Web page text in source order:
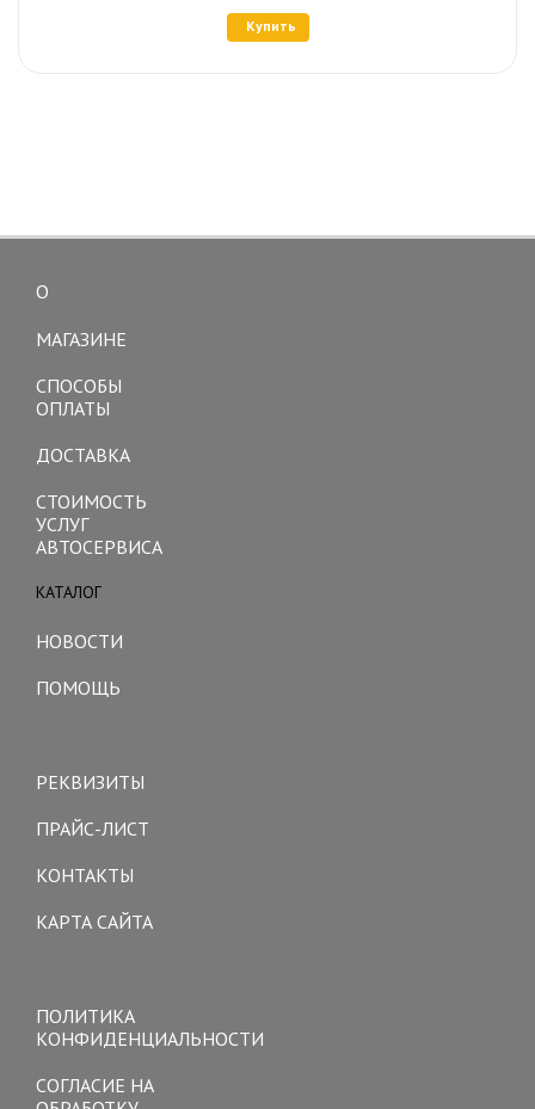
Купить
О
МАГАЗИНЕ
СПОСОБЫ
ОПЛАТЫ
ДОСТАВКА
СТОИМОСТЬ
УСЛУГ
АВТОСЕРВИСА
КАТАЛОГ
НОВОСТИ
ПОМОЩЬ
РЕКВИЗИТЫ
ПРАЙС-ЛИСТ
КОНТАКТЫ
КАРТА САЙТА
ПОЛИТИКА
КОНФИДЕНЦИАЛЬНОСТИ
СОГЛАСИЕ НА